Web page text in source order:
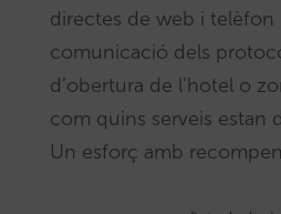
directes de web i telèfon
comunicació dels
d’obertura de l’hotel o
com quins serveis estan
Un esforç amb